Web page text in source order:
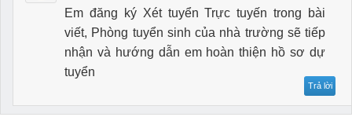
Em đăng ký Xét tuyển Trực tuyến trong bài
viết, Phòng tuyển sinh của nhà trường sẽ tiếp
nhận và hướng dẫn em hoàn thiện hồ sơ dự
tuyển
Trả lời